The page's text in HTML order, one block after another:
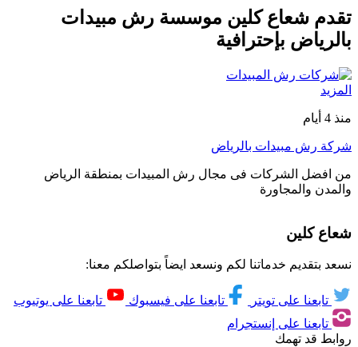
تقدم شعاع كلين موسسة رش مبيدات
بالرياض بإحترافية
المزيد
منذ 4 أيام
شركة رش مبيدات بالرياض
من افضل الشركات فى مجال رش المبيدات بمنطقة الرياض
والمدن والمجاورة
شعاع كلين
نسعد بتقديم خدماتنا لكم ونسعد ايضاً بتواصلكم معنا:
تابعنا على تويتر تابعنا على فيسبوك
تابعنا على يوتيوب
تابعنا على إنستجرام
روابط قد تهمك